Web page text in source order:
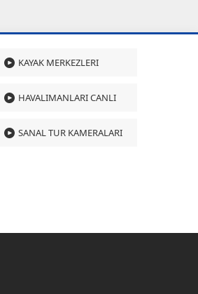
KAYAK MERKEZLERI
HAVALIMANLARI CANLI
SANAL TUR KAMERALARI